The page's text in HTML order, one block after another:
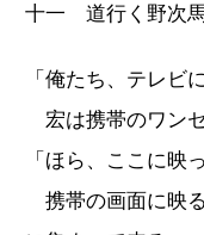
十一 道行く野次
「俺たち、テレビ
宏は携帯のワン
「ほら、ここに映
携帯の画面に映